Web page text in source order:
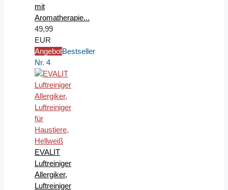
mit
Aromatherapie...
49,99
EUR
AngebotBestseller
Nr. 4
EVALIT
Luftreiniger
Allergiker,
Luftreiniger